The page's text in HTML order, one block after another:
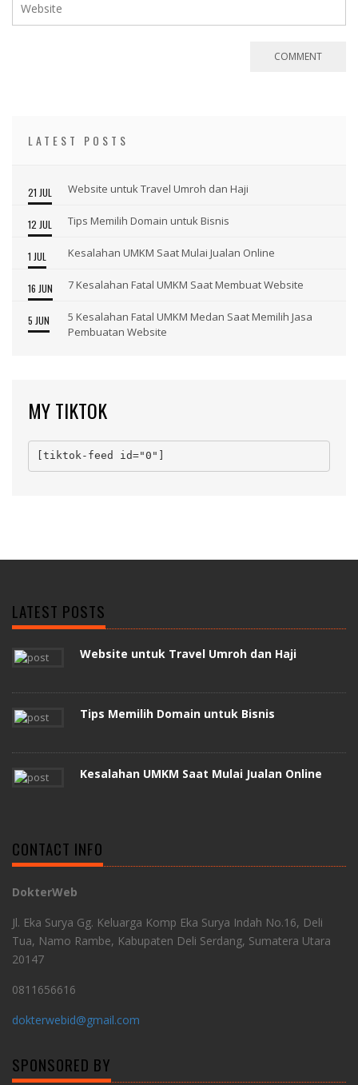
LATEST POSTS
21 JUL Website untuk Travel Umroh dan Haji
12 JUL Tips Memilih Domain untuk Bisnis
1 JUL Kesalahan UMKM Saat Mulai Jualan Online
16 JUN 7 Kesalahan Fatal UMKM Saat Membuat Website
5 JUN
5 Kesalahan Fatal UMKM Medan Saat Memilih Jasa
Pembuatan Website
MY TIKTOK
[tiktok-feed id="0"]
LATEST POSTS
Website untuk Travel Umroh dan Haji
Tips Memilih Domain untuk Bisnis
Kesalahan UMKM Saat Mulai Jualan Online
CONTACT INFO
DokterWeb
Jl. Eka Surya Gg. Keluarga Komp Eka Surya Indah No.16, Deli
Tua, Namo Rambe, Kabupaten Deli Serdang, Sumatera Utara
20147
0811656616
dokterwebid@gmail.com
SPONSORED BY